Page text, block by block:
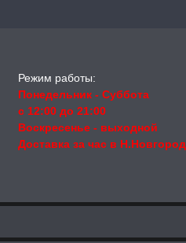
Режим работы:
Понедельник - Суббота
с 12:00 до 21:00
Воскресенье - выходной
Доставка за час в